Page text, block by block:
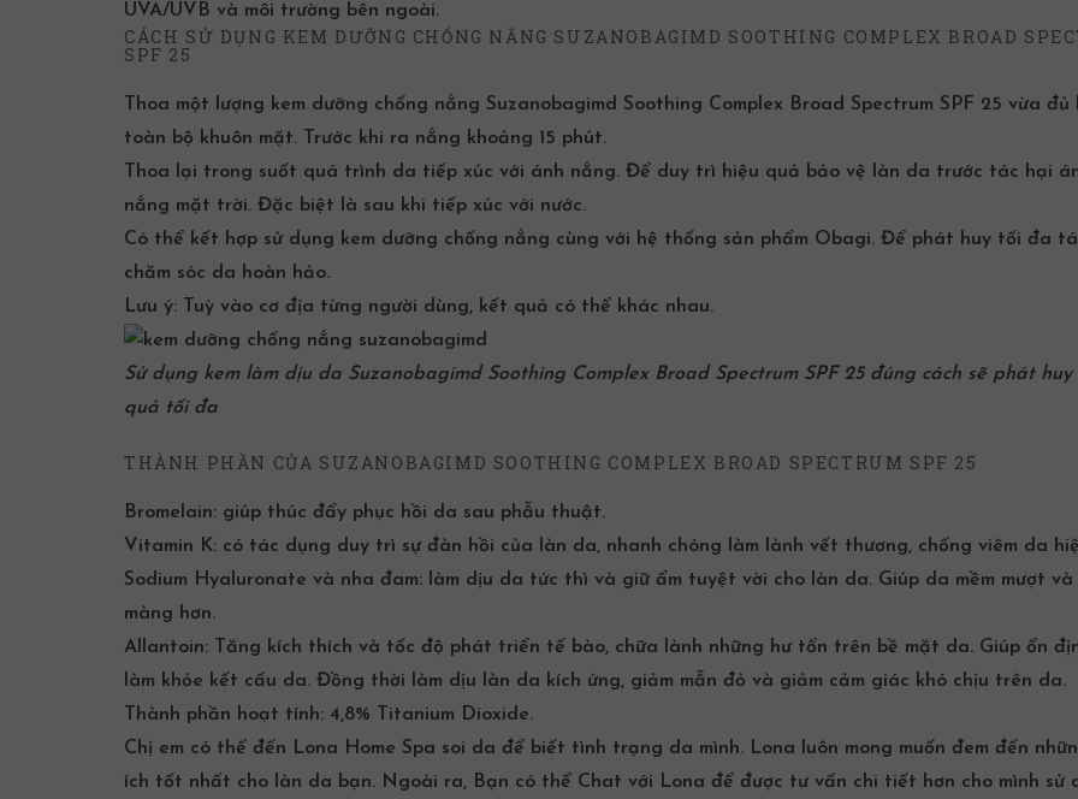
UVA/UVB và môi trường bên ngoài.
CÁCH SỬ DỤNG KEM DƯỠNG CHỐNG NẮNG SUZANOBAGIMD SOOTHING COMPLEX BROAD
SPF 25
Thoa một lượng kem dưỡng chống nắng Suzanobagimd Soothing Complex Broad Spectrum SPF 25 vừa đủ
toàn bộ khuôn mặt. Trước khi ra nắng khoảng 15 phút.
Thoa lại trong suốt quá trình da tiếp xúc với ánh nắng. Để duy trì hiệu quả bảo vệ làn da trước tác hại
nắng mặt trời. Đặc biệt là sau khi tiếp xúc với nước.
Có thể kết hợp sử dụng kem dưỡng chống nắng cùng với hệ thống sản phẩm Obagi. Để phát huy tối đa
chăm sóc da hoàn hảo.
Lưu ý: Tuỳ vào cơ địa từng người dùng, kết quả có thể khác nhau.
Sử dụng kem làm dịu da Suzanobagimd Soothing Complex Broad Spectrum SPF 25 đúng cách sẽ phát huy
quả tối đa
THÀNH PHẦN CỦA SUZANOBAGIMD SOOTHING COMPLEX BROAD SPECTRUM SPF 25
Bromelain: giúp thúc đẩy phục hồi da sau phẫu thuật.
Vitamin K: có tác dụng duy trì sự đàn hồi của làn da, nhanh chóng làm lành vết thương, chống viêm da
Sodium Hyaluronate và nha đam: làm dịu da tức thì và giữ ẩm tuyệt vời cho làn da. Giúp da mềm mượt và
màng hơn.
Allantoin: Tăng kích thích và tốc độ phát triển tế bào, chữa lành những hư tổn trên bề mặt da. Giúp ổn
làm khỏe kết cấu da. Đồng thời làm dịu làn da kích ứng, giảm mẫn đỏ và giảm cảm giác khó chịu trên da.
Thành phần hoạt tính: 4,8%
Titanium Dioxide.
Chị em có thể đến
Lona Home Spa soi da để biết tình trạng da mình. Lona luôn mong muốn đem đến
ích tốt nhất cho làn da bạn. Ngoài ra, Bạn có thể Chat với Lona để được tư vấn chi tiết hơn cho mình sử